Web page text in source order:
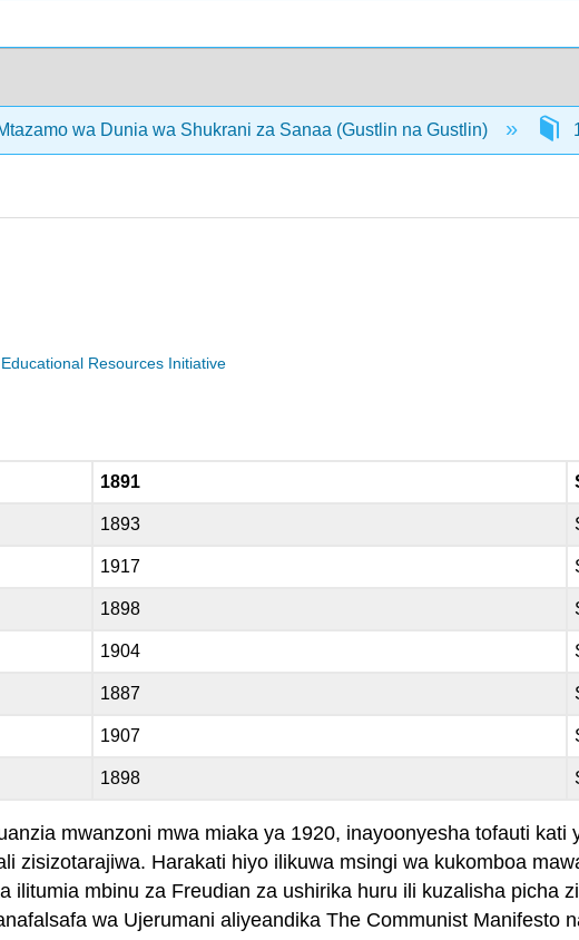
wa Dunia wa Shukrani za Sanaa (Gustlin na Gustlin)
Resources Initiative
1891
1893
1917
1898
1904
1887
1907
1898
mwanzoni mwa miaka ya 1920, inayoonyesha tofauti
zisizotarajiwa. Harakati hiyo ilikuwa msingi wa kukomboa
ilitumia mbinu za Freudian za ushirika huru ili kuzalisha picha
wa Ujerumani aliyeandika The Communist Manifesto